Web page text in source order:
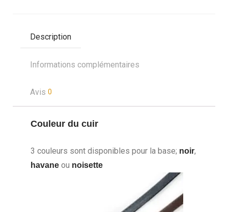
Description
Informations complémentaires
Avis0
Couleur du cuir
3 couleurs sont disponibles pour la base; noir,
havane ou noisette